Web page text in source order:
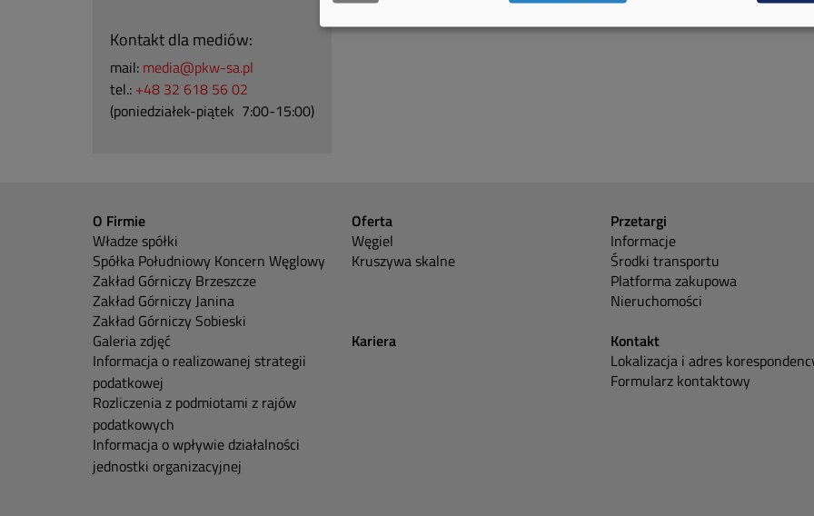
Kontakt dla mediów:
mail: media@pkw-sa.pl
tel.: +48 32 618 56 02
(poniedziałek-piątek 7:00-15:00)
O Firmie
Władze spółki
Spółka Południowy Koncern Węglowy
Zakład Górniczy Brzeszcze
Zakład Górniczy Janina
Zakład Górniczy Sobieski
Galeria zdjęć
Informacja o realizowanej strategii
podatkowej
Rozliczenia z podmiotami z rajów
podatkowych
Informacja o wpływie działalności
jednostki organizacyjnej
Oferta
Węgiel
Kruszywa skalne
Przetargi
Informacje
Środki transportu
Platforma zakupowa
Nieruchomości
Kariera
Kontakt
Lokalizacja i adres
Formularz kontaktowy